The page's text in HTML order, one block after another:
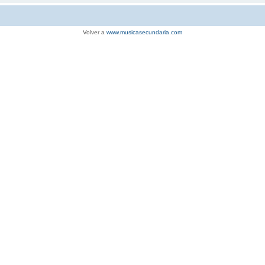
Volver a www.musicasecundaria.com